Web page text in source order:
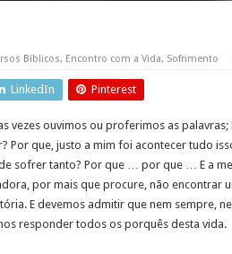
Bíblicos, Encontro com a Vida, Sofrimento
LinkedIn Pinterest
vezes ouvimos ou proferimos as palavras;
Por que, justo a mim foi acontecer tudo
sofrer tanto? Por que … por que … E a
por mais que procure, não encontrar
E devemos admitir que nem sempre,
responder todos os porquês desta vida.